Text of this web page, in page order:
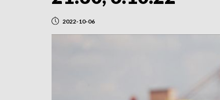
2022-10-06